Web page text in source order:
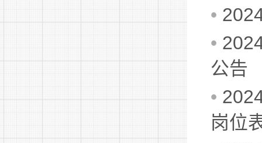
•
•
公告
•
岗位